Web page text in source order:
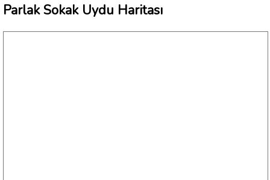
Parlak Sokak Uydu Haritası